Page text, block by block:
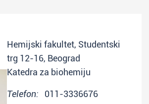
Hemijski fakultet, Studentski
trg 12-16, Beograd
Katedra za biohemiju
Telefon: 011-3336676